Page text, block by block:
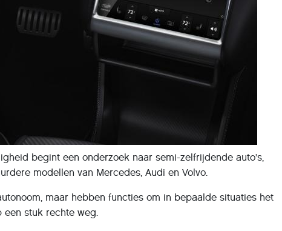
begint een onderzoek naar semi-zelfrijdende auto's,
modellen van Mercedes, Audi en Volvo.
maar hebben functies om in bepaalde situaties het
een stuk rechte weg.